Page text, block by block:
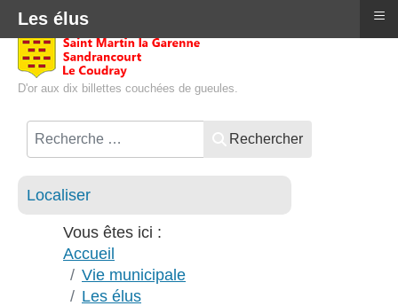
D'or aux dix billettes couchées de gueules.
Rechercher
Localiser
Vous êtes ici :
Accueil
Vie municipale
Les élus
Les élus ≡